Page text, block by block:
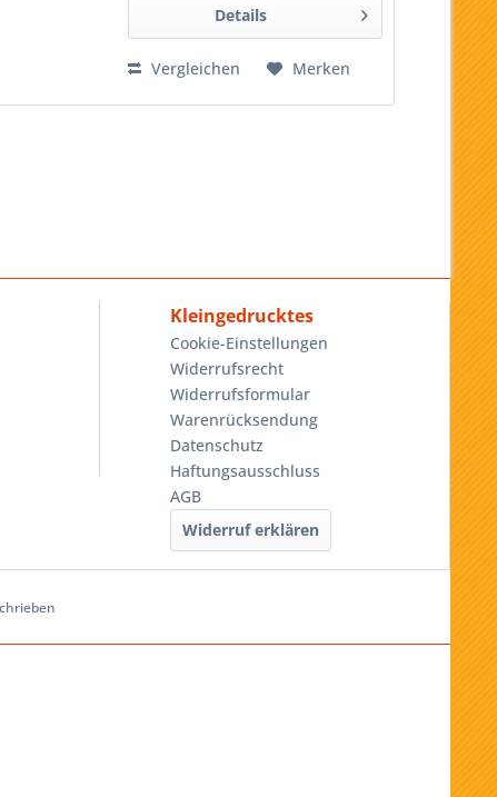
Details
Vergleichen Merken
Kleingedrucktes
Cookie-Einstellungen
Widerrufsrecht
Widerrufsformular
Warenrücksendung
Datenschutz
Haftungsausschluss
AGB
Widerruf erklären